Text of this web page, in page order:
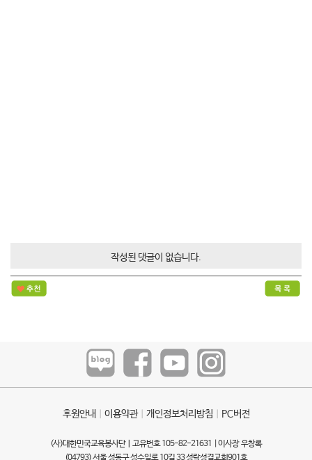
작성된 댓글이 없습니다.
후원안내 이용약관ㅣ 개인정보처리방침 PC버전
(사)대한민국교육봉사단ㅣ고유번호 105-82-21631 | 이사장 우창록